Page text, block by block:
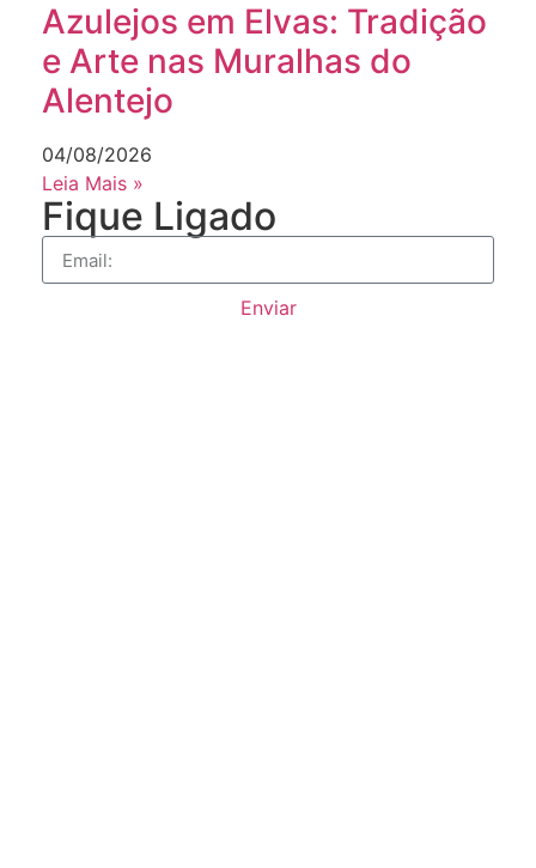
Azulejos em Elvas: Tradição
e Arte nas Muralhas do
Alentejo
04/08/2026
Leia Mais »
Fique Ligado
Enviar